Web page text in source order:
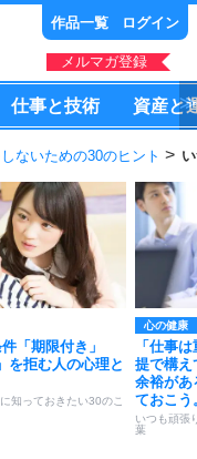
作品一覧 ログイン
メルマガ登録
仕事と技術 資産と
ないための30のヒント
「期限付き」
を拒む人の心理と
知っておきたい30のこ
心の健康
「仕事
提で構え
余裕があ
ておこう
いつも頑張
葉